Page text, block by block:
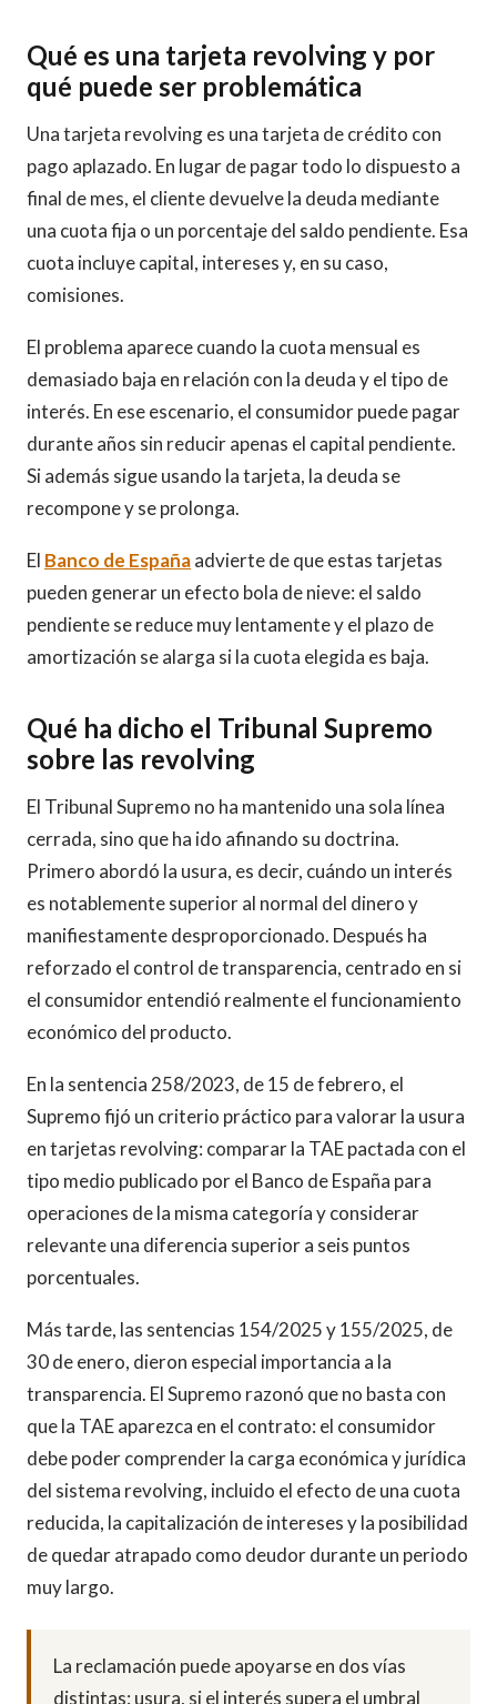
Qué es una tarjeta revolving y por
qué puede ser problemática
Una tarjeta revolving es una tarjeta de crédito con
pago aplazado. En lugar de pagar todo lo dispuesto a
final de mes, el cliente devuelve la deuda mediante
una cuota fija o un porcentaje del saldo pendiente. Esa
cuota incluye capital, intereses y, en su caso,
comisiones.
El problema aparece cuando la cuota mensual es
demasiado baja en relación con la deuda y el tipo de
interés. En ese escenario, el consumidor puede pagar
durante años sin reducir apenas el capital pendiente.
Si además sigue usando la tarjeta, la deuda se
recompone y se prolonga.
El Banco de Españaadvierte de que estas tarjetas
pueden generar un efecto bola de nieve: el saldo
pendiente se reduce muy lentamente y el plazo de
amortización se alarga si la cuota elegida es baja.
Qué ha dicho el Tribunal Supremo
sobre las revolving
El Tribunal Supremo no ha mantenido una sola línea
cerrada, sino que ha ido afinando su doctrina.
Primero abordó la usura, es decir, cuándo un interés
es notablemente superior al normal del dinero y
manifiestamente desproporcionado. Después ha
reforzado el control de transparencia, centrado en si
el consumidor entendió realmente el funcionamiento
económico del producto.
En la sentencia 258/2023, de 15 de febrero, el
Supremo fijó un criterio práctico para valorar la usura
en tarjetas revolving: comparar la TAE pactada con el
tipo medio publicado por el Banco de España para
operaciones de la misma categoría y considerar
relevante una diferencia superior a seis puntos
porcentuales.
Más tarde, las sentencias 154/2025 y 155/2025, de
30 de enero, dieron especial importancia a la
transparencia. El Supremo razonó que no basta con
que la TAE aparezca en el contrato: el consumidor
debe poder comprender la carga económica y jurídica
del sistema revolving, incluido el efecto de una cuota
reducida, la capitalización de intereses y la posibilidad
de quedar atrapado como deudor durante un periodo
muy largo.
La reclamación puede apoyarse en dos vías
distintas: usura, si el interés supera el umbral